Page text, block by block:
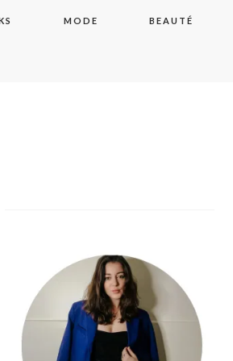
MODE BEAUTÉ